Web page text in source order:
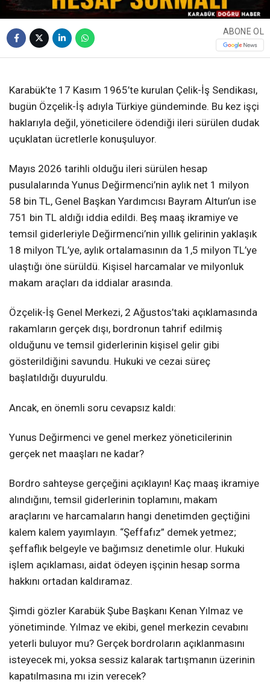
ABONE OL
Karabük’te 17 Kasım 1965’te kurulan Çelik-İş Sendikası,
bugün Özçelik-İş adıyla Türkiye gündeminde. Bu kez işçi
haklarıyla değil, yöneticilere ödendiği ileri sürülen dudak
uçuklatan ücretlerle konuşuluyor.
Mayıs 2026 tarihli olduğu ileri sürülen hesap
pusulalarında Yunus Değirmenci’nin aylık net 1 milyon
58 bin TL, Genel Başkan Yardımcısı Bayram Altun’un ise
751 bin TL aldığı iddia edildi. Beş maaş ikramiye ve
temsil giderleriyle Değirmenci’nin yıllık gelirinin yaklaşık
18 milyon TL’ye, aylık ortalamasının da 1,5 milyon TL’ye
ulaştığı öne sürüldü. Kişisel harcamalar ve milyonluk
makam araçları da iddialar arasında.
Özçelik-İş Genel Merkezi, 2 Ağustos’taki açıklamasında
rakamların gerçek dışı, bordronun tahrif edilmiş
olduğunu ve temsil giderlerinin kişisel gelir gibi
gösterildiğini savundu. Hukuki ve cezai süreç
başlatıldığı duyuruldu.
Ancak, en önemli soru cevapsız kaldı:
Yunus Değirmenci ve genel merkez yöneticilerinin
gerçek net maaşları ne kadar?
Bordro sahteyse gerçeğini açıklayın! Kaç maaş ikramiye
alındığını, temsil giderlerinin toplamını, makam
araçlarını ve harcamaların hangi denetimden geçtiğini
kalem kalem yayımlayın. “Şeffafız” demek yetmez;
şeffaflık belgeyle ve bağımsız denetimle olur. Hukuki
işlem açıklaması, aidat ödeyen işçinin hesap sorma
hakkını ortadan kaldıramaz.
Şimdi gözler Karabük Şube Başkanı Kenan Yılmaz ve
yönetiminde. Yılmaz ve ekibi, genel merkezin cevabını
yeterli buluyor mu? Gerçek bordroların açıklanmasını
isteyecek mi, yoksa sessiz kalarak tartışmanın üzerinin
kapatılmasına mı izin verecek?